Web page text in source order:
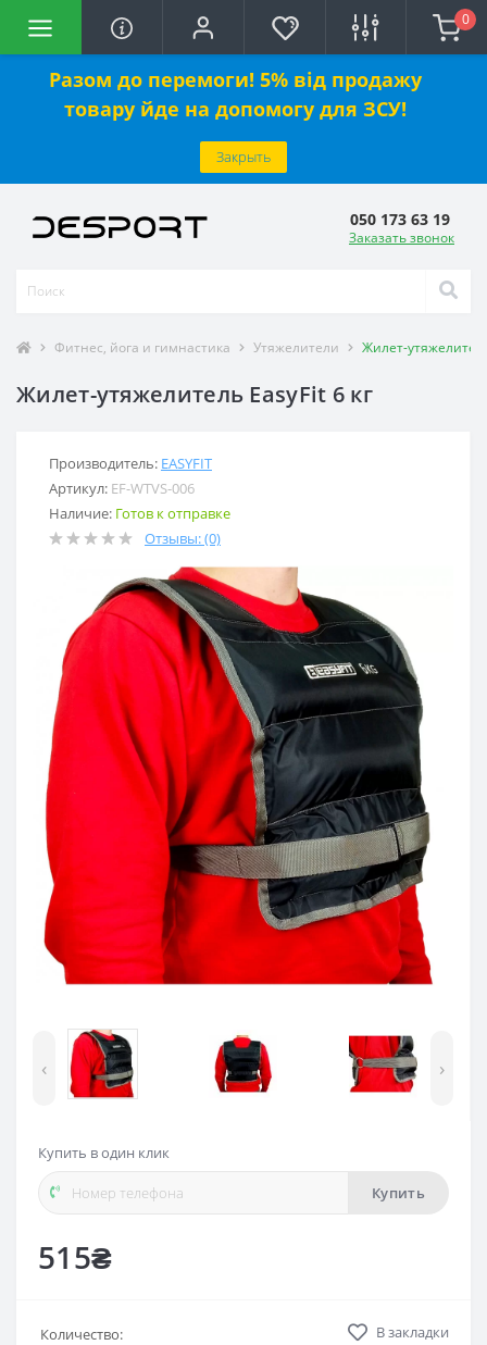
Разом до перемоги! 5% від продажу
товару йде на допомогу для ЗСУ!
Закрыть
0
050 173 63 19
Заказать звонок
Фитнес, йога и гимнастика Утяжелители Жилет-
Жилет-утяжелитель EasyFit 6 кг
Производитель: EASYFIT
Артикул: EF-WTVS-006
Наличие: Готов к отправке
Отзывы: (0)
‹ ›
515₴
Купить в один клик
Купить
Количество:
В закладки